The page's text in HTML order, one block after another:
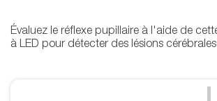
Évaluez le réflexe pupillaire à l'aide de
à LED pour détecter des lésions